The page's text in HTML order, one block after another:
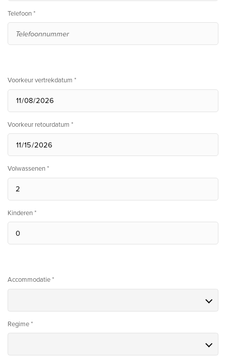
Telefoon *
Voorkeur vertrekdatum *
Voorkeur retourdatum *
Volwassenen *
Kinderen *
Accommodatie *
Regime *